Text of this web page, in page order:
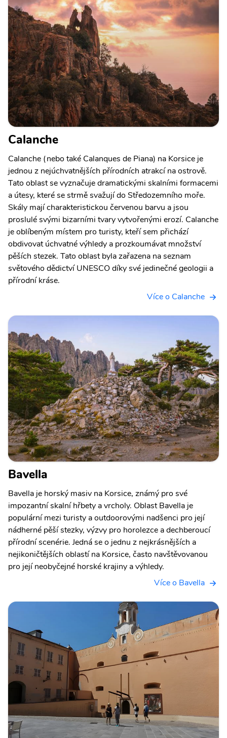
Calanche
Calanche (nebo také Calanques de Piana) na Korsice je
jednou z nejúchvatnějších přírodních atrakcí na ostrově.
Tato oblast se vyznačuje dramatickými skalními formacemi
a útesy, které se strmě svažují do Středozemního moře.
Skály mají charakteristickou červenou barvu a jsou
proslulé svými bizarními tvary vytvořenými erozí. Calanche
je oblíbeným místem pro turisty, kteří sem přichází
obdivovat úchvatné výhledy a prozkoumávat množství
pěších stezek. Tato oblast byla zařazena na seznam
světového dědictví UNESCO díky své jedinečné geologii a
přírodní kráse.
Více o Calanche
Bavella
Bavella je horský masiv na Korsice, známý pro své
impozantní skalní hřbety a vrcholy. Oblast Bavella je
populární mezi turisty a outdoorovými nadšenci pro její
nádherné pěší stezky, výzvy pro horolezce a dechberoucí
přírodní scenérie. Jedná se o jednu z nejkrásnějších a
nejikoničtějších oblastí na Korsice, často navštěvovanou
pro její neobyčejné horské krajiny a výhledy.
Více o Bavella